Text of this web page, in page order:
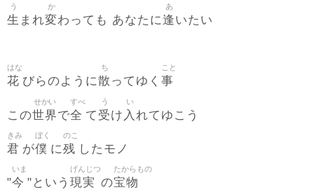
生
う
まれ変
か
わっても あなたに逢
あ
いたい
花
はな
びらのように散
ち
ってゆく 事
こと
この世界
せかい
で全
すべ
て 受
う
け 入
い
れてゆこう
君
きみ
が僕
ぼく
に残
のこ
したモノ
"今
いま
"という 現実
げんじつ
の宝物
たからもの